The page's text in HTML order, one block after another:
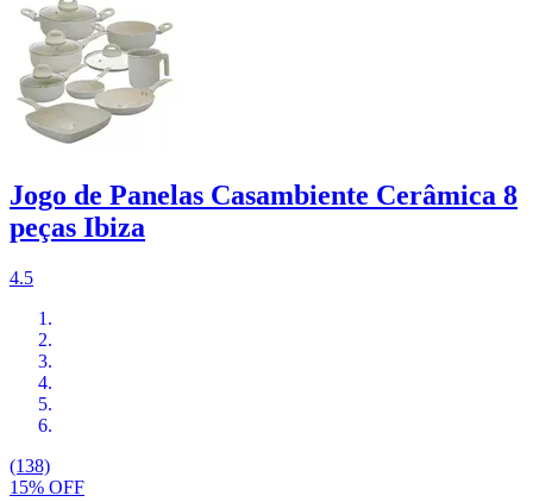
Jogo de Panelas Casambiente Cerâmica 8
peças Ibiza
4.5
(138)
15% OFF